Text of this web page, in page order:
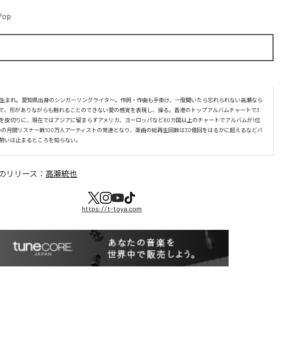
まれ。愛知県出身のシンガーソングライター。作詞・作曲も手掛け、一度聞いたら忘れられない高瀬なら
、形がありながらも触れることのできない愛の感覚を表現し、操る。香港のトップアルバムチャートで3
皮切りに、現在ではアジアに留まらずアメリカ、ヨーロッパなど80カ国以上のチャートでアルバムが1位
月間リスナー数100万人アーティストの常連となり、楽曲の総再生回数は30億回をはるかに超えるなどバ
いは止まるところを知らない。
リリース： 高瀬統也
https://t-toya.com